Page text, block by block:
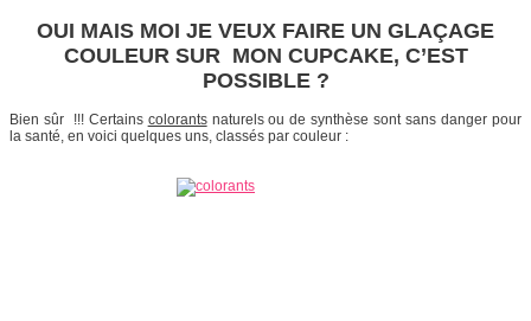
OUI MAIS MOI JE VEUX FAIRE UN GLAÇAGE
COULEUR SUR MON CUPCAKE, C’EST
POSSIBLE ?
Bien sûr !!! Certains colorantsnaturels ou de synthèse sont sans danger pour
la santé, en voici quelques uns, classés par couleur :